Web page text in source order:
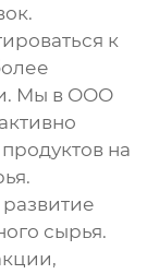
к
Мы в ООО
на
сырья.